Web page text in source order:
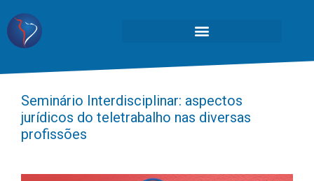
Seminário Interdisciplinar: aspectos
jurídicos do teletrabalho nas diversas
profissões